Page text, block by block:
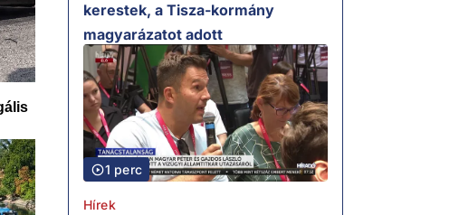
kerestek, a Tisza-kormány
magyarázatot adott
1 perc
Hírek